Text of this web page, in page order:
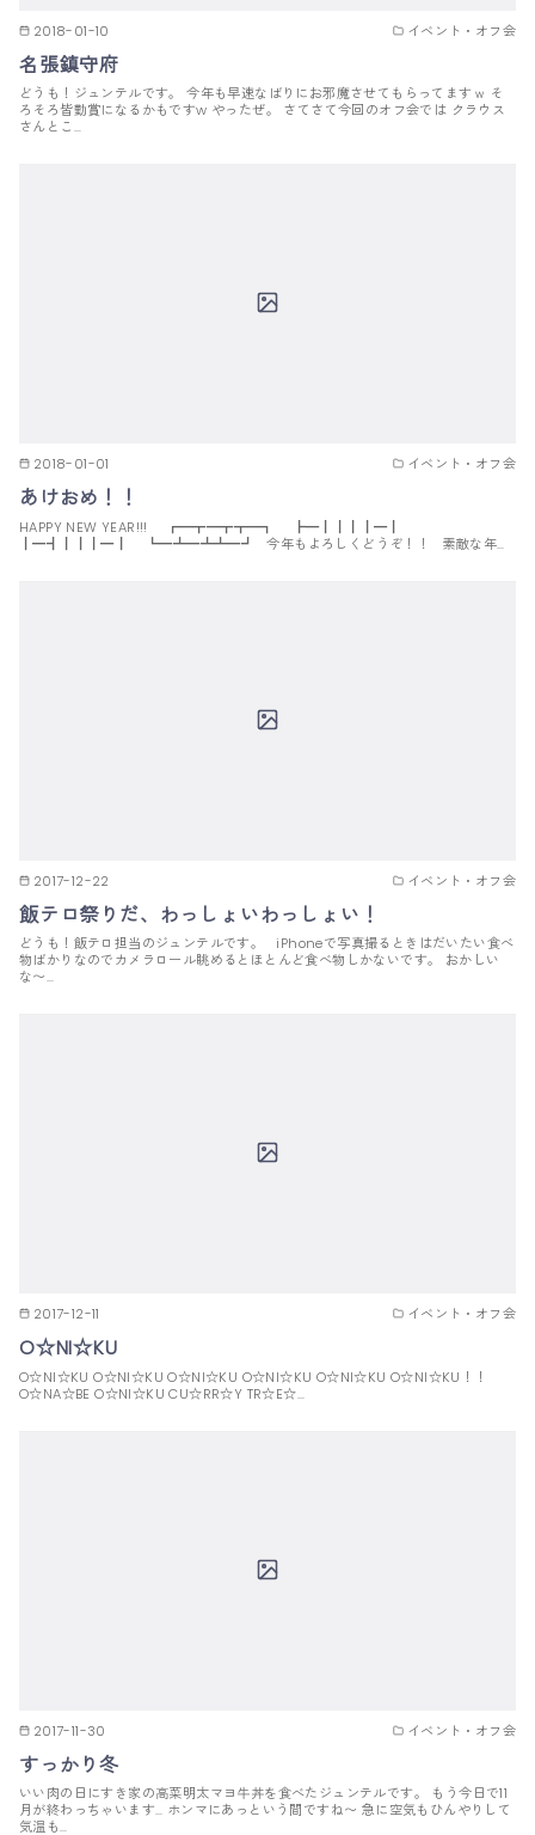
2018-01-10 イベント・オフ会
名張鎮守府
どうも！ジュンテルです。 今年も早速なばりにお邪魔させてもらってますｗ そ
ろそろ皆勤賞になるかもですw やったぜ。 さてさて今回のオフ会では クラウス
さんとこ…
2018-01-01 イベント・オフ会
あけおめ！！
HAPPY NEW YEAR!!! ┏━┳━┳┳━┓ ┣━┃┃┃┃━┃
┃━┫┃┃┃━┃ ┗━┻━┻┻━┛ 今年もよろしくどうぞ！！ 素敵な年…
2017-12-22 イベント・オフ会
飯テロ祭りだ、わっしょいわっしょい！
どうも！飯テロ担当のジュンテルです。 iPhoneで写真撮るときはだいたい食べ
物ばかりなのでカメラロール眺めるとほとんど食べ物しかないです。 おかしい
な〜…
2017-12-11 イベント・オフ会
O☆NI☆KU
O☆NI☆KU O☆NI☆KU O☆NI☆KU O☆NI☆KU O☆NI☆KU O☆NI☆KU！！
O☆NA☆BE O☆NI☆KU CU☆RR☆Y TR☆E☆…
2017-11-30 イベント・オフ会
すっかり冬
いい肉の日にすき家の高菜明太マヨ牛丼を食べたジュンテルです。 もう今日で11
月が終わっちゃいます… ホンマにあっという間ですね〜 急に空気もひんやりして
気温も…